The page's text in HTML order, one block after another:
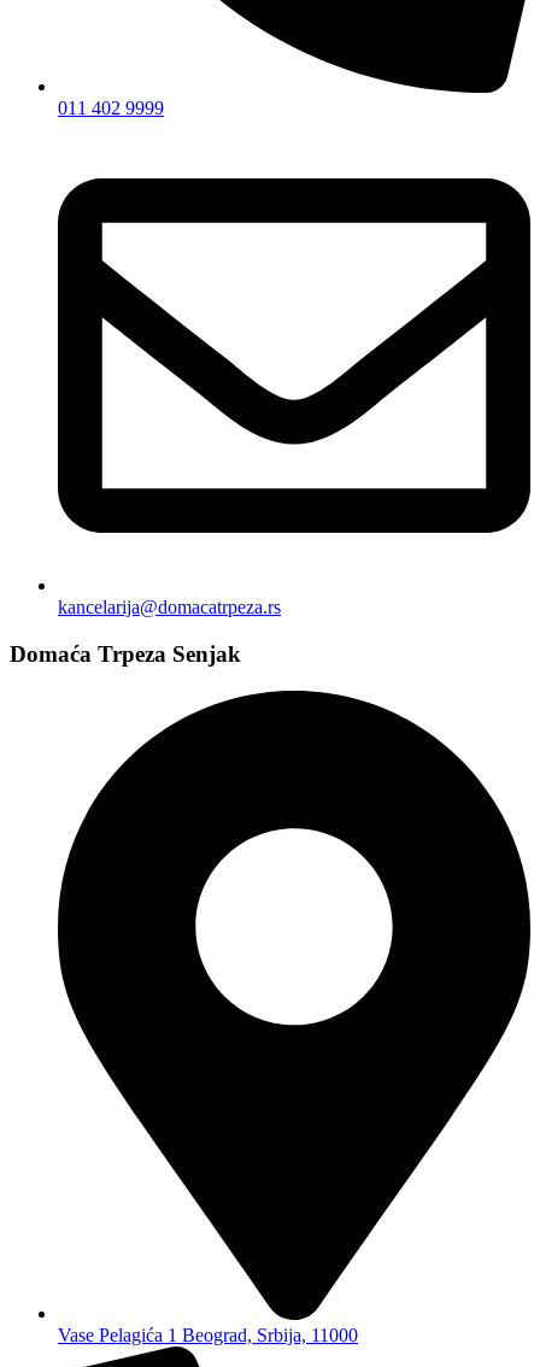
011 402 9999
kancelarija@domacatrpeza.rs
Domaća Trpeza Senjak
Vase Pelagića 1 Beograd, Srbija, 11000